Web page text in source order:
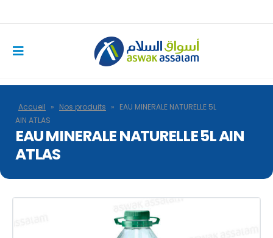
Accueil » Nos produits » EAU MINERALE NATURELLE 5L
AIN ATLAS
EAU MINERALE NATURELLE 5L AIN
ATLAS